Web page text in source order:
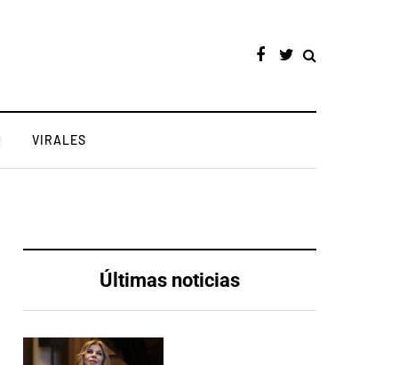
VIRALES
Últimas noticias